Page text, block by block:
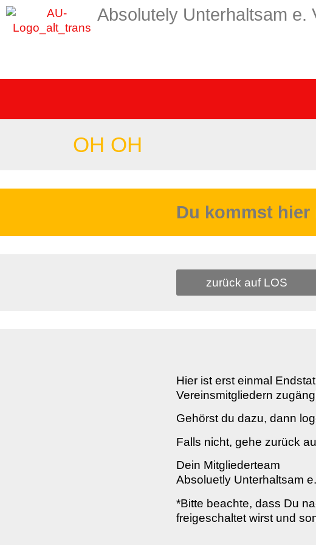
Absolutely Unterhaltsam e.
OH OH
Du kommst
zurück auf LOS
Hier ist erst einmal
Vereinsmitgliedern
Gehörst du dazu, dann
Falls nicht, gehe zurück
Dein Mitgliederteam
Absoluetly Unterhaltsam
*Bitte beachte, dass Du
freigeschaltet wirst und